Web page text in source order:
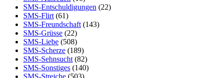
SMS-Entschuldigungen (22)
SMS-Flirt(61)
SMS-Freundschaft(143)
SMS-Grüsse (22)
SMS-Liebe (508)
SMS-Scherze (189)
SMS-Sehnsucht(82)
SMS-Sonstiges (140)